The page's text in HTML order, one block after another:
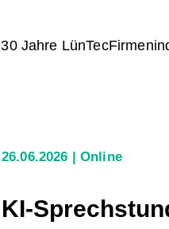
30 Jahre LünTec
26.06.2026 Online
KI-